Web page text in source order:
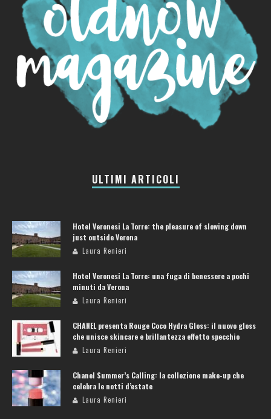
ULTIMI ARTICOLI
Hotel Veronesi La Torre: the pleasure of slowing down
just outside Verona
Laura Renieri
Hotel Veronesi La Torre: una fuga di benessere a pochi
minuti da Verona
Laura Renieri
CHANEL presenta Rouge Coco Hydra Gloss: il nuovo gloss
che unisce skincare e brillantezza effetto specchio
Laura Renieri
Chanel Summer’s Calling: la collezione make-up che
celebra le notti d’estate
Laura Renieri